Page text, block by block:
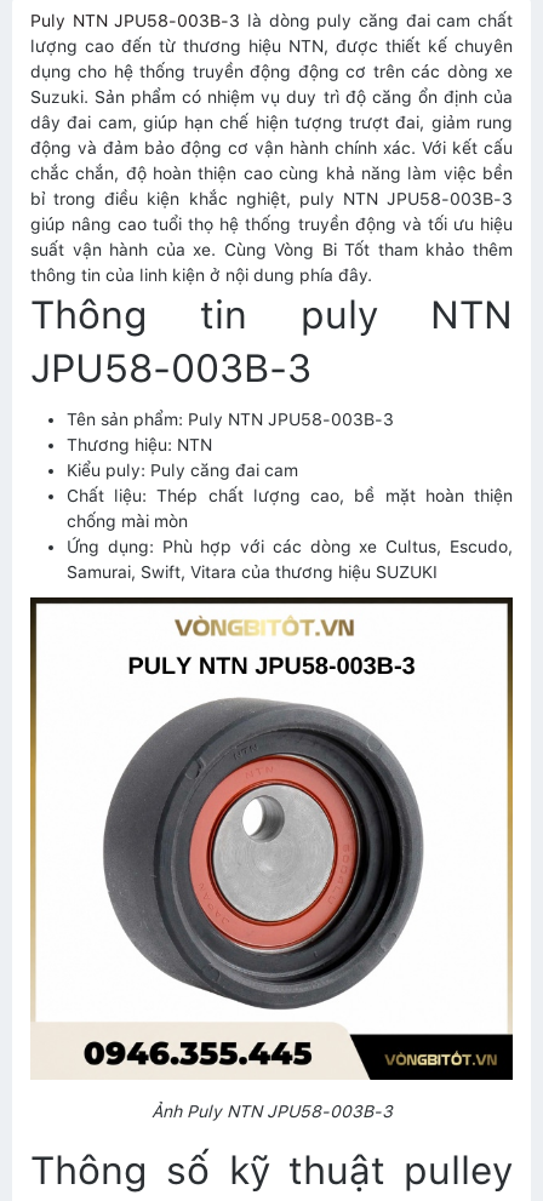
Puly NTN JPU58-003B-3 là dòng puly căng đai cam chất
lượng cao đến từ thương hiệu NTN, được thiết kế chuyên
dụng cho hệ thống truyền động động cơ trên các dòng xe
Suzuki. Sản phẩm có nhiệm vụ duy trì độ căng ổn định của
dây đai cam, giúp hạn chế hiện tượng trượt đai, giảm rung
động và đảm bảo động cơ vận hành chính xác. Với kết cấu
chắc chắn, độ hoàn thiện cao cùng khả năng làm việc bền
bỉ trong điều kiện khắc nghiệt, puly NTN JPU58-003B-3
giúp nâng cao tuổi thọ hệ thống truyền động và tối ưu hiệu
suất vận hành của xe. Cùng Vòng Bi Tốt tham khảo thêm
thông tin của linh kiện ở nội dung phía đây.
Thông tin puly NTN
JPU58-003B-3
Tên sản phẩm: Puly NTN JPU58-003B-3
Thương hiệu: NTN
Kiểu puly: Puly căng đai cam
Chất liệu: Thép chất lượng cao, bề mặt hoàn thiện
chống mài mòn
Ứng dụng: Phù hợp với các dòng xe Cultus, Escudo,
Samurai, Swift, Vitara của thương hiệu SUZUKI
Ảnh Puly NTN JPU58-003B-3
Thông số kỹ thuật pulley